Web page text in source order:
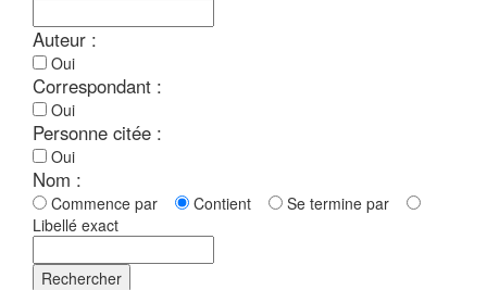
Auteur :
Oui
Correspondant :
Oui
Personne citée :
Oui
Nom :
Commence par Contient
Se termine par
Libellé exact
Rechercher